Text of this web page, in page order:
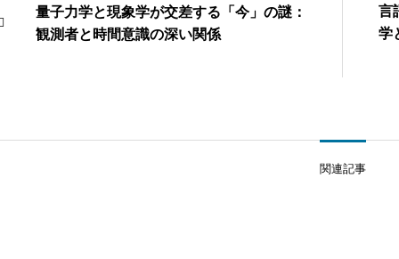
量子力学と現象学が交差する「今」の謎：
観測者と時間意識の深い関係
言
学
関連記事